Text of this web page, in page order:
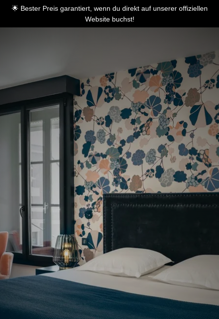
🌟 Bester Preis garantiert, wenn du direkt auf unserer offiziellen
Website buchst!